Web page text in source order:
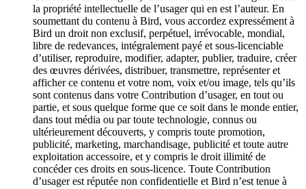
la propriété intellectuelle de l’usager qui en est l’auteur. En
soumettant du contenu à Bird, vous accordez expressément à
Bird un droit non exclusif, perpétuel, irrévocable, mondial,
libre de redevances, intégralement payé et sous-licenciable
d’utiliser, reproduire, modifier, adapter, publier, traduire, créer
des œuvres dérivées, distribuer, transmettre, représenter et
afficher ce contenu et votre nom, voix et/ou image, tels qu’ils
sont contenus dans votre Contribution d’usager, en tout ou
partie, et sous quelque forme que ce soit dans le monde entier,
dans tout média ou par toute technologie, connus ou
ultérieurement découverts, y compris toute promotion,
publicité, marketing, marchandisage, publicité et toute autre
exploitation accessoire, et y compris le droit illimité de
concéder ces droits en sous-licence. Toute Contribution
d’usager est réputée non confidentielle et Bird n’est tenue à